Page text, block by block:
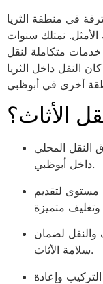
في منطقة الثريا
نمتلك سنوات
متكاملة لنقل
النقل داخل الثريا
الأثاث؟
سوق النقل المحلي
داخل أبوظبي.
مستوى لتقديم
والنقل لضمان
سلامة الأثاث.
وإعادة